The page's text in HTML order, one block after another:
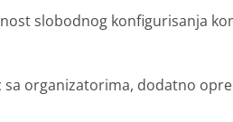
slobodnog konfigurisanja
sa organizatorima, dodatno